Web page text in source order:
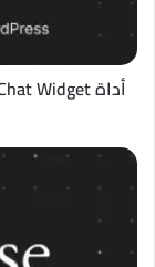
الذكية
لموقعك
على
PlusExpert
Admin
أداة
مراقبة